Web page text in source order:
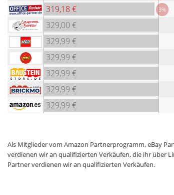
319,18 € 3%
329,00 €
329,99 €
329,99 €
329,99 €
329,99 €
329,99 €
Als Mitglieder vom Amazon Partnerprogramm, eBay
verdienen wir an qualifizierten Verkäufen, die ihr über
Partner verdienen wir an qualifizierten Verkäufen.